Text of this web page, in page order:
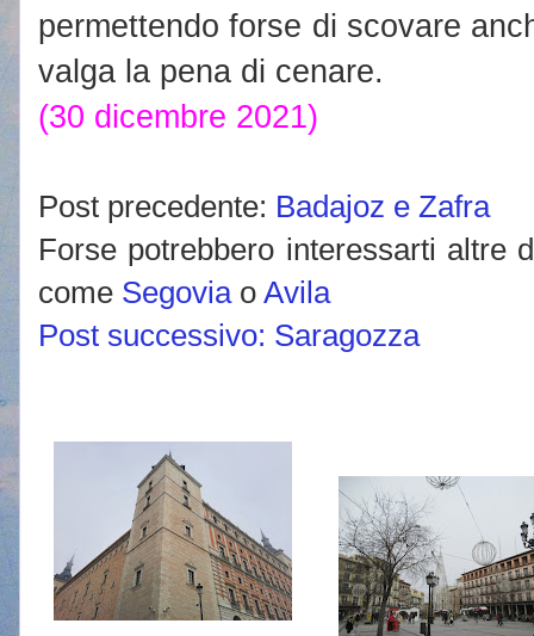
permettendo forse di scovare
valga la pena di cenare.
(30 dicembre 2021)
Post precedente: Badajoz e Zafra
Forse potrebbero interessarti altre
come Segoviao Avila
Post successivo: Saragozza